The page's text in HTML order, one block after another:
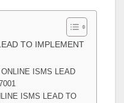
TO IMPLEMENT
ISMS LEAD
ISMS LEAD TO